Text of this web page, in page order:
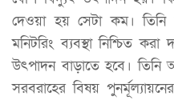
দেওয়া হয় সেটা কম। তিনি
মনিটরিং ব্যবস্থা নিশ্চিত
উৎপাদন বাড়াতে হবে। তিনি
সরবরাহের বিষয়